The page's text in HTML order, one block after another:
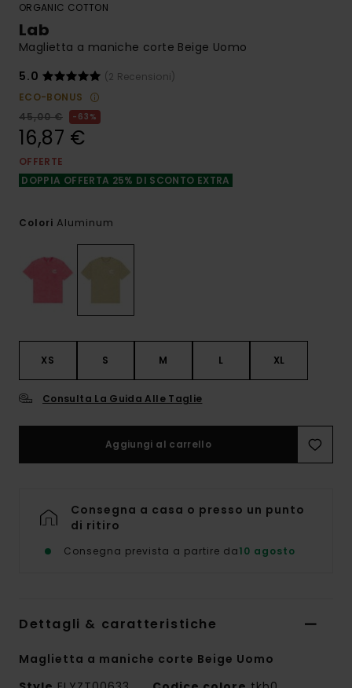
ORGANIC COTTON
Lab
Maglietta a maniche corte Beige Uomo
5.0
(2 Recensioni)
ECO-BONUS
45,00 €
63%
16,87 €
OFFERTE
DOPPIA OFFERTA 25% DI SCONTO EXTRA
Colori Aluminum
XS S M L XL
Consulta La Guida Alle Taglie
Aggiungi al carrello
Consegna a casa o presso un punto
di ritiro
Consegna prevista a partire da10 agosto
Dettagli & caratteristiche
Maglietta a maniche corte Beige Uomo